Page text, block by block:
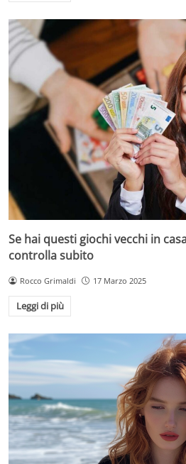
Se hai questi giochi vecchi in
controlla subito
Rocco Grimaldi 17 Marzo 2025
Leggi di più